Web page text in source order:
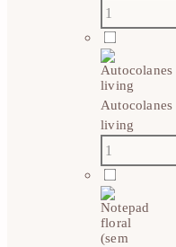
Autocolanes
living